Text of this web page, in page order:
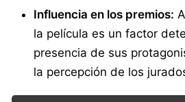
Influencia en los premios:
la película es un factor
presencia de sus
la percepción de los